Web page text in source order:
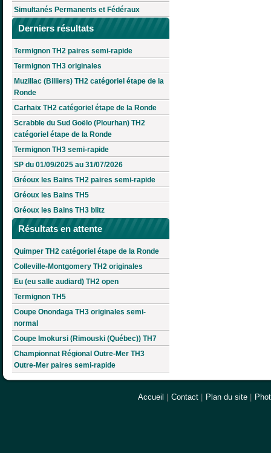
Simultanés Permanents et Fédéraux
Derniers résultats
Termignon TH2 paires semi-rapide
Termignon TH3 originales
Muzillac (Billiers) TH2 catégoriel étape de la
Ronde
Carhaix TH2 catégoriel étape de la Ronde
Scrabble du Sud Goëlo (Plourhan) TH2
catégoriel étape de la Ronde
Termignon TH3 semi-rapide
SP du 01/09/2025 au 31/07/2026
Gréoux les Bains TH2 paires semi-rapide
Gréoux les Bains TH5
Gréoux les Bains TH3 blitz
Résultats en attente
Quimper TH2 catégoriel étape de la Ronde
Colleville-Montgomery TH2 originales
Eu (eu salle audiard) TH2 open
Termignon TH5
Coupe Onondaga TH3 originales semi-
normal
Coupe Imokursi (Rimouski (Québec)) TH7
Championnat Régional Outre-Mer TH3
Outre-Mer paires semi-rapide
Accueil | Contact | Plan du site |